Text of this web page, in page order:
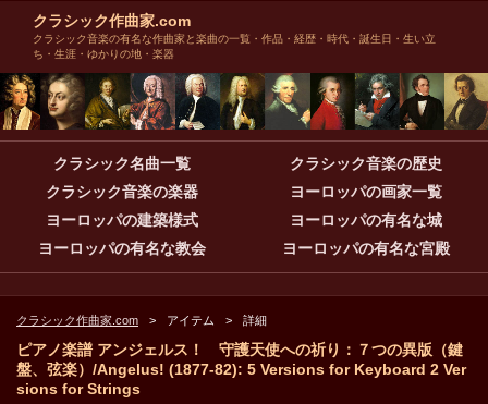
クラシック作曲家.com
クラシック音楽の有名な作曲家と楽曲の一覧・作品・経歴・時代・誕生日・生い立
ち・生涯・ゆかりの地・楽器
クラシック名曲一覧
クラシック音楽の歴史
クラシック音楽の楽器
ヨーロッパの画家一覧
ヨーロッパの建築様式
ヨーロッパの有名な城
ヨーロッパの有名な教会
ヨーロッパの有名な宮殿
クラシック作曲家.com アイテム 詳細
ピアノ楽譜 アンジェルス！ 守護天使への祈り：７つの異版（鍵
盤、弦楽）/Angelus! (1877-82): 5 Versions for Keyboard 2 Ver
sions for Strings